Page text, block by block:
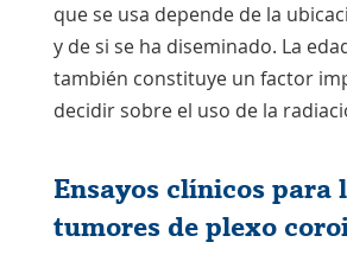
que se usa depende de la
y de si se ha diseminado. La
también constituye un factor
decidir sobre el uso de la
Ensayos clínicos para
tumores de plexo